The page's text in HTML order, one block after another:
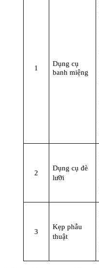
1
Dụng cụ
banh miệng
2
Dụng cụ đè
lưỡi
3
Kẹp phẫu
thuật